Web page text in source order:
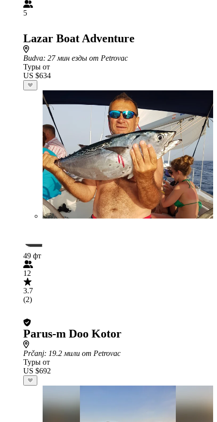
5
Lazar Boat Adventure
Budva: 27 мин езды от Petrovac
Туры от
US $634
49 фт
12
3.7
(2)
Parus-m Doo Kotor
Prčanj: 19.2 мили от Petrovac
Туры от
US $692